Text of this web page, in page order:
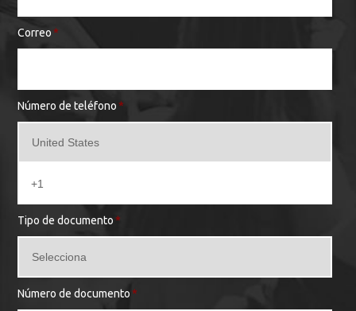
Correo *
Número de teléfono *
Tipo de documento *
Número de documento *